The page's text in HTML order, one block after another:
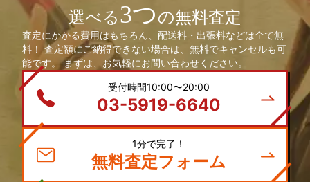
選べる3つの無料査定
査定にかかる費用はもちろん、配送料・出張料などは全て無
料！ 査定額にご納得できない場合は、無料でキャンセルも可
能です。 まずは、お気軽にお問い合わせください。
受付時間10:00〜20:00
03-5919-6640
1分で完了！
無料査定フォーム